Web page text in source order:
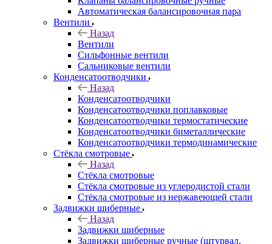
Автоматическая балансировочная пара
Вентили
Назад
Вентили
Сильфонные вентили
Сальниковые вентили
Конденсатоотводчики
Назад
Конденсатоотводчики
Конденсатоотводчики поплавковые
Конденсатоотводчики термостатические
Конденсатоотводчики биметаллические
Конденсатоотводчики термодинамические
Стёкла смотровые
Назад
Стёкла смотровые
Стёкла смотровые из углеродистой стали
Стёкла смотровые из нержавеющей стали
Задвижки шиберные
Назад
Задвижки шиберные
Задвижки шиберные ручные (штурвал,